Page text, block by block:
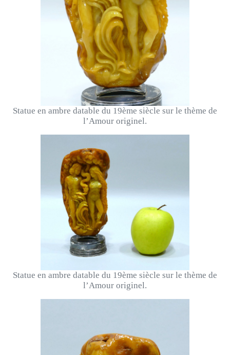
Statue en ambre datable du 19ème siècle sur le thème de
l’Amour originel.
Statue en ambre datable du 19ème siècle sur le thème de
l’Amour originel.